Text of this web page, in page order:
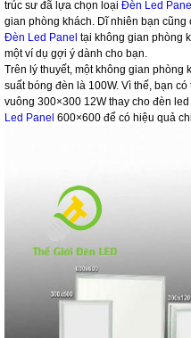
trúc sư đã lựa chọn loại Đèn Led Panel
gian phòng khách. Dĩ nhiên bạn
Đèn Led Panel tại không gian phòng
một ví dụ gợi ý dành cho bạn.
Trên lý thuyết, một không gian phòng
suất bóng đèn là 100W. Vì thế, bạn
vuông 300×300 12W thay cho đèn
Led Panel 600×600 để có hiệu quả